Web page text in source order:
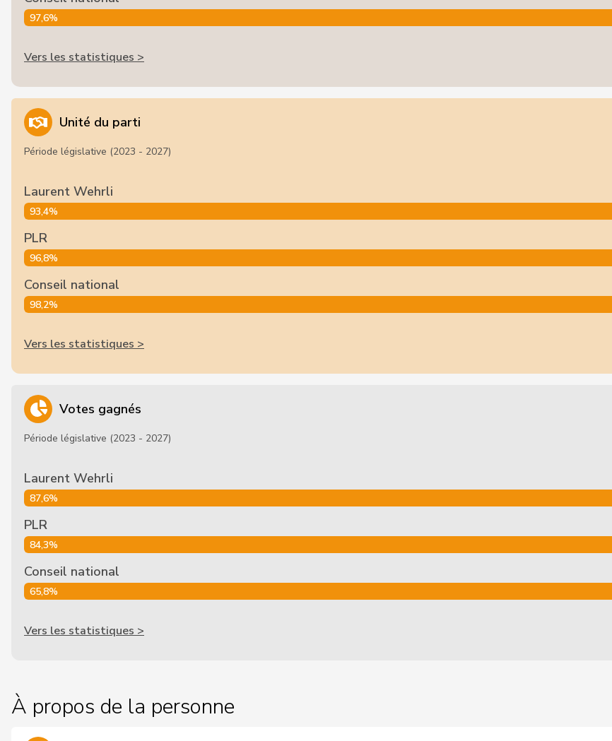
97,6%
Vers les statistiques >
Unité du parti
Période législative (2023 - 2027)
Laurent Wehrli
93,4%
PLR
96,8%
Conseil national
98,2%
Vers les statistiques >
Votes gagnés
Période législative (2023 - 2027)
Laurent Wehrli
87,6%
PLR
84,3%
Conseil national
65,8%
Vers les statistiques >
À propos de la personne